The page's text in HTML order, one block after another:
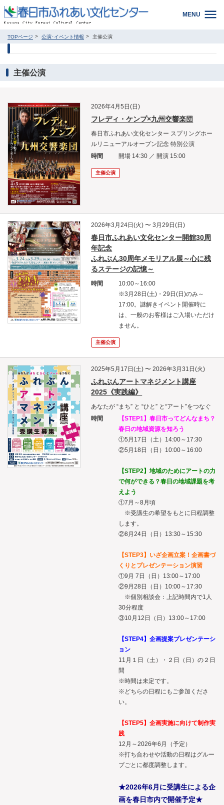
MENU
TOPページ 公演･イベント情報 主催公演
主催公演
2026年4月5日(日)
フレディ・ケンプ×九州交響楽団
春日市ふれあい文化センター スプリングホー
ルリニューアルオープン記念 特別公演
時間
開場 14:30 ／ 開演 15:00
主催公演
2026年3月24日(火) 〜 3月29日(日)
春日市ふれあい文化センター開館30周
年記念
ふれぶん30周年メモリアル展～心に残
るステージの記憶～
時間
10:00～16:00
※3月28日(土)・29日(日)のみ～
17:00。謎解きイベント開催時に
は、一般のお客様はご入場いただけ
ません。
主催公演
2025年5月17日(土) 〜 2026年3月31日(火)
ふれぶんアートマネジメント講座
2025《実践編》
あなたが “まち” と “ひと” と“アート”をつなぐ
時間
【STEP1】春日市ってどんなまち？
春日の地域資源を知ろう
①5月17日（土）14:00～17:30
②5月18日（日）10:00～16:00
【STEP2】地域のためにアートの力
で何ができる？春日の地域課題を考
えよう
①7月～8月頃
※受講生の希望をもとに日程調整
します。
②8月24日（日）13:30～15:30
【STEP3】いざ企画立案！企画書づ
くりとプレゼンテーション演習
①9月 7日（日）13:00～17:00
②9月28日（日）10:00～17:30
※個別相談会：上記時間内で1人
30分程度
③10月12日（日）13:00～17:00
【STEP4】企画提案プレゼンテーシ
ョン
11月１日（土）・２日（日）の２日
間
※時間は未定です。
※どちらの日程にもご参加くださ
い。
【STEP5】企画実施に向けて制作実
践
12月～2026年6月（予定）
※打ち合わせや活動の日程はグルー
プごとに都度調整します。
★2026年6月に受講生による企
画を春日市内で開催予定★